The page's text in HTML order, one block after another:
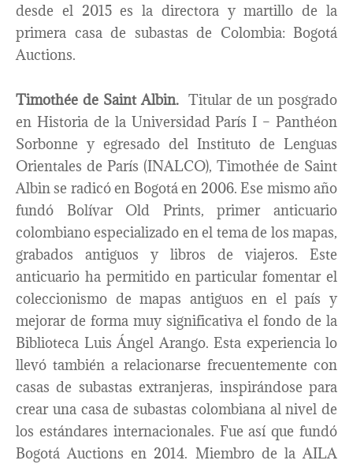
desde el 2015 es la directora y martillo de la
primera casa de subastas de Colombia: Bogotá
Auctions.
Timothée de Saint Albin. Titular de un posgrado
en Historia de la Universidad París I – Panthéon
Sorbonne y egresado del Instituto de Lenguas
Orientales de París (INALCO), Timothée de Saint
Albin se radicó en Bogotá en 2006. Ese mismo año
fundó Bolívar Old Prints, primer anticuario
colombiano especializado en el tema de los mapas,
grabados antiguos y libros de viajeros. Este
anticuario ha permitido en particular fomentar el
coleccionismo de mapas antiguos en el país y
mejorar de forma muy significativa el fondo de la
Biblioteca Luis Ángel Arango. Esta experiencia lo
llevó también a relacionarse frecuentemente con
casas de subastas extranjeras, inspirándose para
crear una casa de subastas colombiana al nivel de
los estándares internacionales. Fue así que fundó
Bogotá Auctions en 2014. Miembro de la AILA